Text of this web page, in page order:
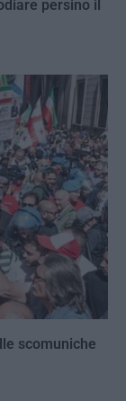
persino il
scomuniche